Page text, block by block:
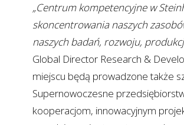
„Centrum kompetencyjne w
skoncentrowania naszych
naszych badań, rozwoju,
Global Director Research &
miejscu będą prowadzone także
Supernowoczesne
kooperacjom, innowacyjnym